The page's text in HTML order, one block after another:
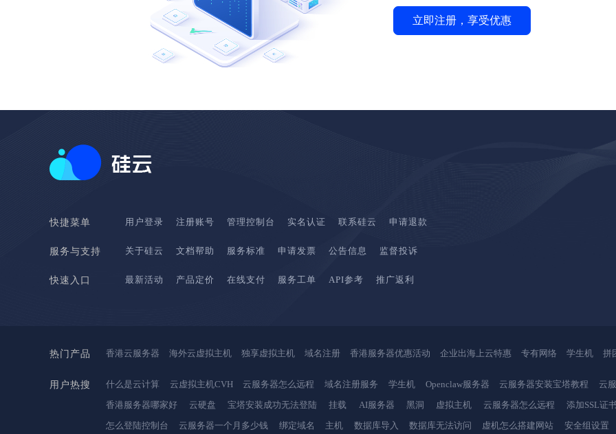
立即注册，享受优惠
快捷菜单 用户登录 注册账号 管理控制台 实名认证 联系硅云 申请退款
服务与支持 关于硅云 文档帮助 服务标准 申请发票 公告信息 监督投诉
快速入口 最新活动 产品定价 在线支付 服务工单 API参考 推广返利
热门产品 香港云服务器 海外云虚拟主机 独享虚拟主机 域名注册 香港服务器优惠活动 企业出海上云特惠 专有网络 学生机 拼
用户热搜 什么是云计算 云虚拟主机CVH 云服务器怎么远程 域名注册服务 学生机 Openclaw服务器 云服务器安装宝塔教程 云
香港服务器哪家好
云硬盘 宝塔安装成功无法登陆 挂载 AI服务器 黑洞 虚拟主机 云服务器怎么远程 添加SSL证书
怎么登陆控制台
云服务器一个月多少钱 绑定域名 主机 数据库导入 数据库无法访问 虚机怎么搭建网站 安全组设置